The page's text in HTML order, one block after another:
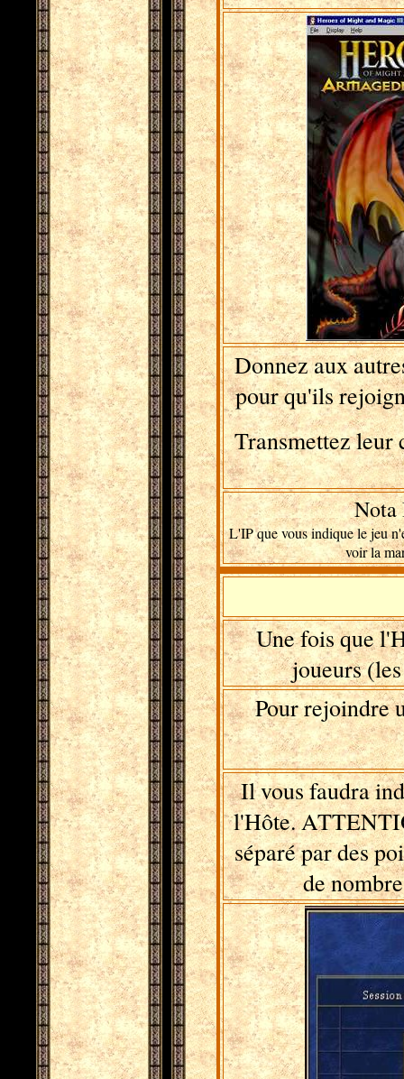
Donnez aux
pour qu'ils
Transmettez leur
Nota
L'IP que vous indique le jeu
voir la
Une fois que
joueurs
Pour rejoindre
Il vous faudra
l'Hôte.
séparé par des
de